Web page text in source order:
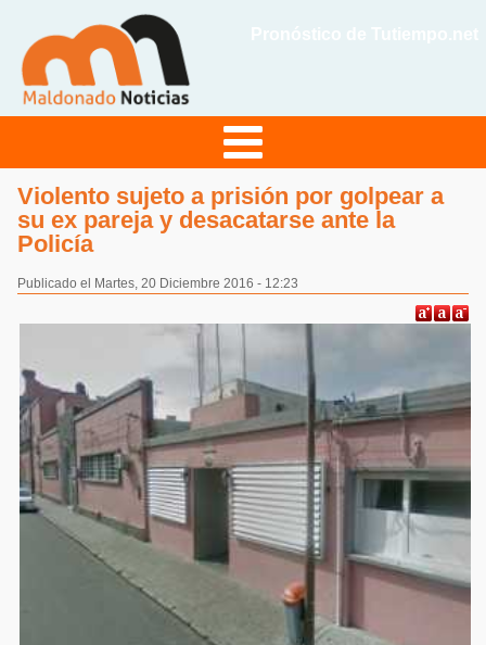
Violento sujeto a prisión por golpear a
su ex pareja y desacatarse ante la
Policía
Publicado el Martes, 20 Diciembre 2016 - 12:23